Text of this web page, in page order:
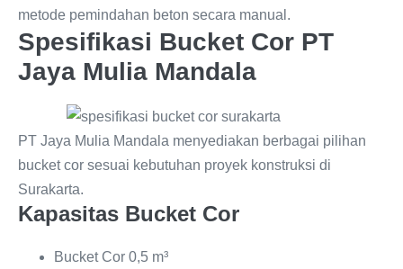
metode pemindahan beton secara manual.
Spesifikasi Bucket Cor PT
Jaya Mulia Mandala
PT Jaya Mulia Mandala menyediakan berbagai pilihan
bucket cor sesuai kebutuhan proyek konstruksi di
Surakarta.
Kapasitas Bucket Cor
Bucket Cor 0,5 m³